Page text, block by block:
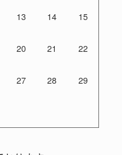
13 14 15
20 21 22
27 28 29